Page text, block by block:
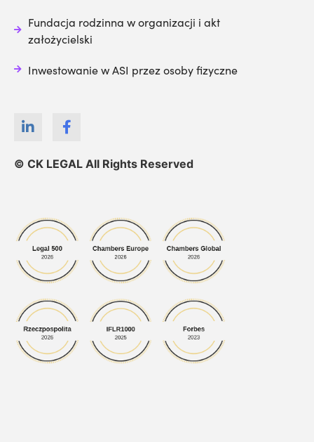
© CK LEGAL All Rights Reserved
Fundacja rodzinna w organizacji i akt
założycielski
Inwestowanie w ASI przez osoby fizyczne